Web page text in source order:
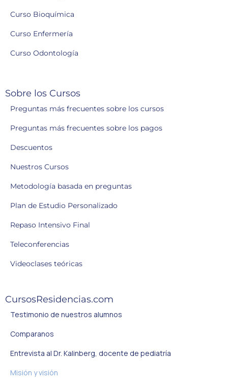
Curso Bioquímica
Curso Enfermería
Curso Odontología
Sobre los Cursos
Preguntas más frecuentes sobre los cursos
Preguntas más frecuentes sobre los pagos
Descuentos
Nuestros Cursos
Metodología basada en preguntas
Plan de Estudio Personalizado
Repaso Intensivo Final
Teleconferencias
Videoclases teóricas
CursosResidencias.com
Testimonio de nuestros alumnos
Comparanos
Entrevista al Dr. Kalinberg, docente de pediatría
Misión y visión